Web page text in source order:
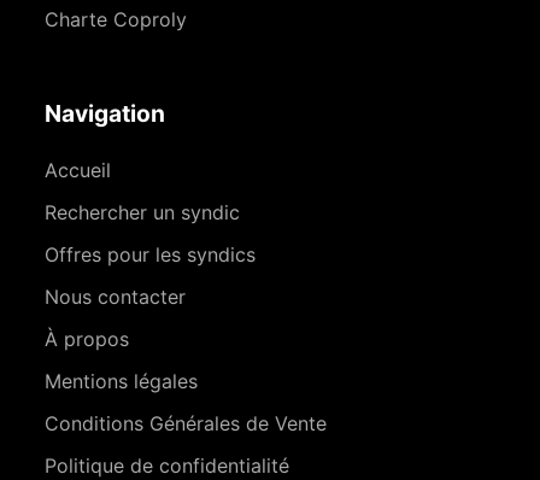
Charte Coproly
Navigation
Accueil
Rechercher un syndic
Offres pour les syndics
Nous contacter
À propos
Mentions légales
Conditions Générales de Vente
Politique de confidentialité